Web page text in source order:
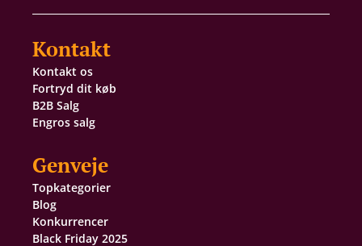
Kontakt
Kontakt os
Fortryd dit køb
B2B Salg
Engros salg
Genveje
Topkategorier
Blog
Konkurrencer
Black Friday 2025